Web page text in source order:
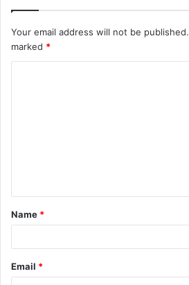
Your email address will not be published.
marked *
t
*
Name *
Email *